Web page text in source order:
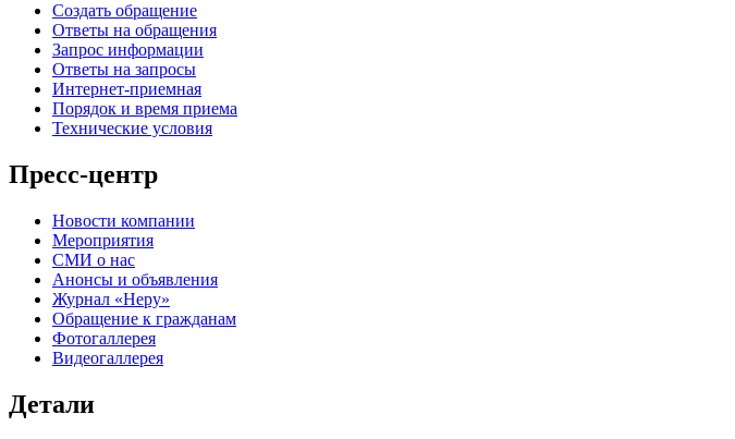
Создать обращение
Ответы на обращения
Запрос информации
Ответы на запросы
Интернет-приемная
Порядок и время приема
Технические условия
Пресс-центр
Новости компании
Мероприятия
СМИ о нас
Анонсы и объявления
Журнал «Неру»
Обращение к гражданам
Фотогаллерея
Видеогаллерея
Детали